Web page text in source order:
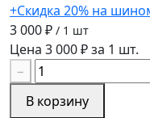
+Скидка 20% на
3 000 ₽ / 1 шт
Цена 3 000 ₽ за 1 шт.
−
В корзину